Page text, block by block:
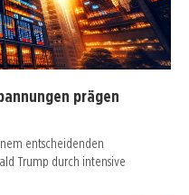
prägen
entscheidenden
Trump durch intensive